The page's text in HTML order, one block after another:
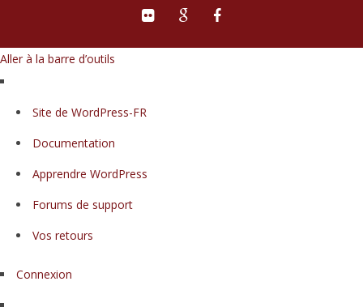
Aller à la barre d’outils
WordPress
Site de WordPress-FR
Documentation
Apprendre WordPress
Forums de support
Vos retours
Connexion